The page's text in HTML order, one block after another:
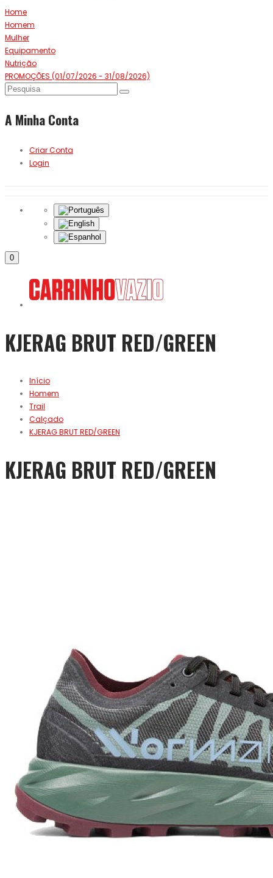
Home
Homem
Mulher
Equipamento
Nutrição
PROMOÇÕES (01/07/2026 - 31/08/2026)
A Minha Conta
Criar Conta
Login
0
KJERAG BRUT RED/GREEN
Início
Homem
Trail
Calçado
KJERAG BRUT RED/GREEN
KJERAG BRUT RED/GREEN